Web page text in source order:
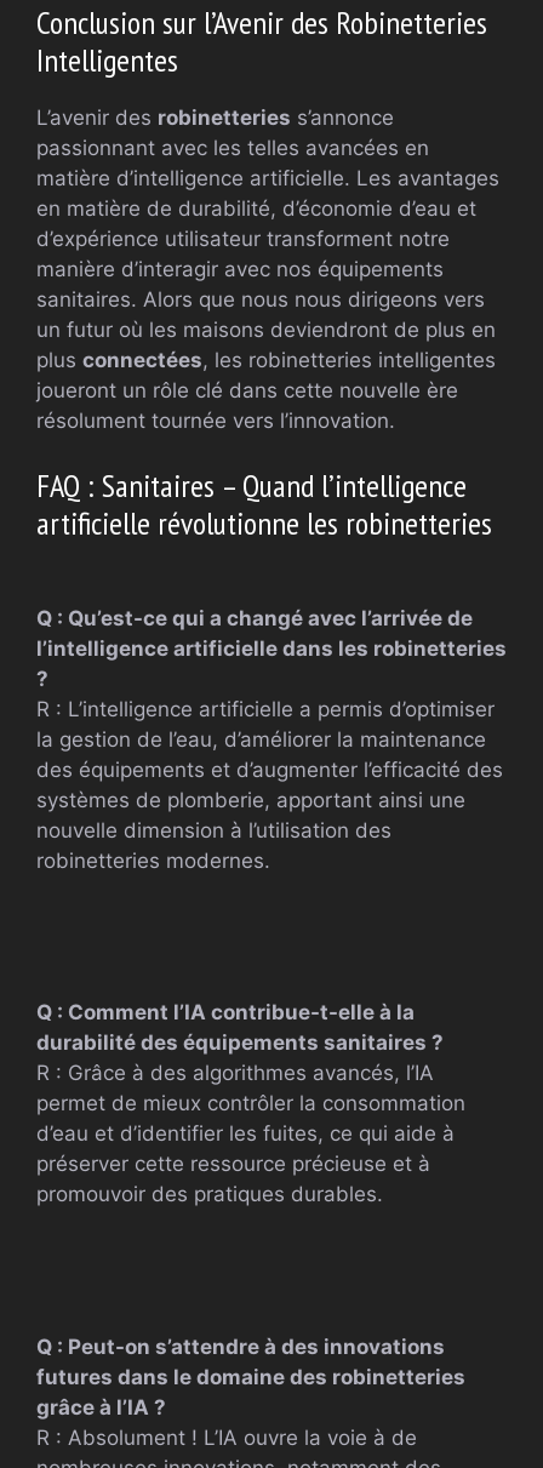
Conclusion sur l’Avenir des Robinetteries
Intelligentes
L’avenir des robinetteries s’annonce
passionnant avec les telles avancées en
matière d’intelligence artificielle. Les avantages
en matière de durabilité, d’économie d’eau et
d’expérience utilisateur transforment notre
manière d’interagir avec nos équipements
sanitaires. Alors que nous nous dirigeons vers
un futur où les maisons deviendront de plus en
plus connectées, les robinetteries intelligentes
joueront un rôle clé dans cette nouvelle ère
résolument tournée vers l’innovation.
FAQ : Sanitaires – Quand l’intelligence
artificielle révolutionne les robinetteries
Q : Qu’est-ce qui a changé avec l’arrivée de
l’intelligence artificielle dans les robinetteries
?
R : L’intelligence artificielle a permis d’optimiser
la gestion de l’eau, d’améliorer la maintenance
des équipements et d’augmenter l’efficacité des
systèmes de plomberie, apportant ainsi une
nouvelle dimension à l’utilisation des
robinetteries modernes.
Q : Comment l’IA contribue-t-elle à la
durabilité des équipements sanitaires ?
R : Grâce à des algorithmes avancés, l’IA
permet de mieux contrôler la consommation
d’eau et d’identifier les fuites, ce qui aide à
préserver cette ressource précieuse et à
promouvoir des pratiques durables.
Q : Peut-on s’attendre à des innovations
futures dans le domaine des robinetteries
grâce à l’IA ?
R : Absolument ! L’IA ouvre la voie à de